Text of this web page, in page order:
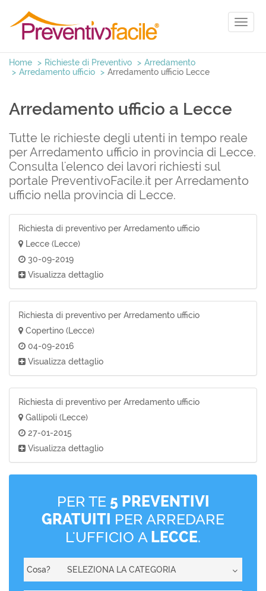
Home Richieste di Preventivo
Arredamento
Arredamento ufficio
Arredamento ufficio Lecce
Arredamento ufficio a Lecce
Tutte le richieste degli utenti in tempo reale
per Arredamento ufficio in provincia di Lecce.
Consulta l'elenco dei lavori richiesti sul
portale PreventivoFacile.it per Arredamento
ufficio nella provincia di Lecce.
Richiesta di preventivo per Arredamento ufficio
Lecce (Lecce)
30-09-2019
Visualizza dettaglio
Richiesta di preventivo per Arredamento ufficio
Copertino (Lecce)
04-09-2016
Visualizza dettaglio
Richiesta di preventivo per Arredamento ufficio
Gallipoli (Lecce)
27-01-2015
Visualizza dettaglio
PER TE 5 PREVENTIVI
GRATUITI PER ARREDARE
L'UFFICIO A LECCE.
Cosa?